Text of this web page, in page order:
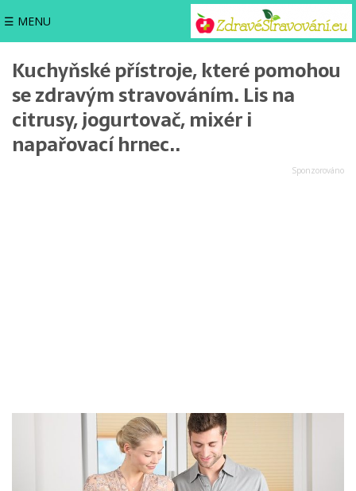
☰ MENU
Kuchyňské přístroje, které pomohou
se zdravým stravováním. Lis na
citrusy, jogurtovač, mixér i
napařovací hrnec..